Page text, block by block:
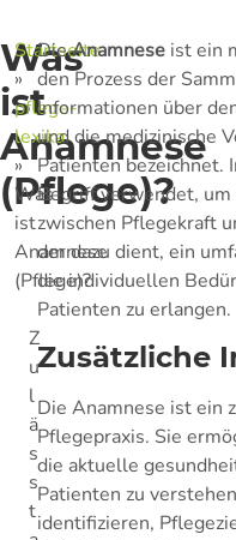
Was
ist
Anamnese
(Pflege)?
Startseite
»
pflege-
lexika
»
Was
ist
Anamnese
(Pflege)?
Z
u
l
ä
s
s
t
DieAnamneseist ein
den Prozess der
Informationen über
und die medizinische
Patienten bezeichnet.
Begriff verwendet,
zwischen Pflegekraft
der dazu dient, ein
die individuellen
Patienten zu erlangen.
Zusätzliche
Die Anamnese ist ein
Pflegepraxis. Sie
die aktuelle
Patienten zu
identifizieren,